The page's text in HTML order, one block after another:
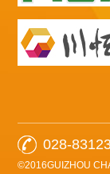
028-
©2016GUIZHOU